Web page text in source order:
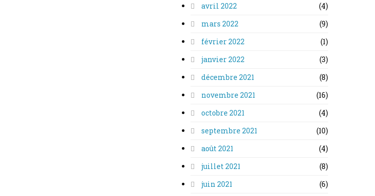
avril 2022
(4)
mars 2022
(9)
février 2022
(1)
janvier 2022
(3)
décembre 2021
(8)
novembre 2021
(16)
octobre 2021
(4)
septembre 2021
(10)
août 2021
(4)
juillet 2021
(8)
juin 2021
(6)